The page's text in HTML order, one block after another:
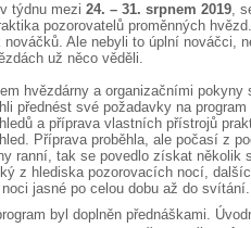
týdnu mezi 24. – 31. srpnem 2019,
pozorovatelů proměnných
nováčků. Ale nebyli to úplní nováčci,
už něco věděli.
hvězdárny a organizačními
přednést své požadavky na
a příprava vlastních přístrojů
Příprava proběhla, ale počasí z
ranní, tak se povedlo získat
z hlediska pozorovacích nocí,
jasné po celou dobu až do svítání.
byl doplněn přednáškami.